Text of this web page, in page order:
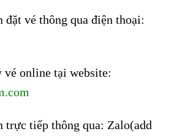
đặt vé thông qua điện thoại:
vé online tại website:
trực tiếp thông qua: Zalo(add